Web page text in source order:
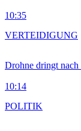
10:35
Drohne dringt nach
10:14
VERTEIDIGUNG
POLITIK